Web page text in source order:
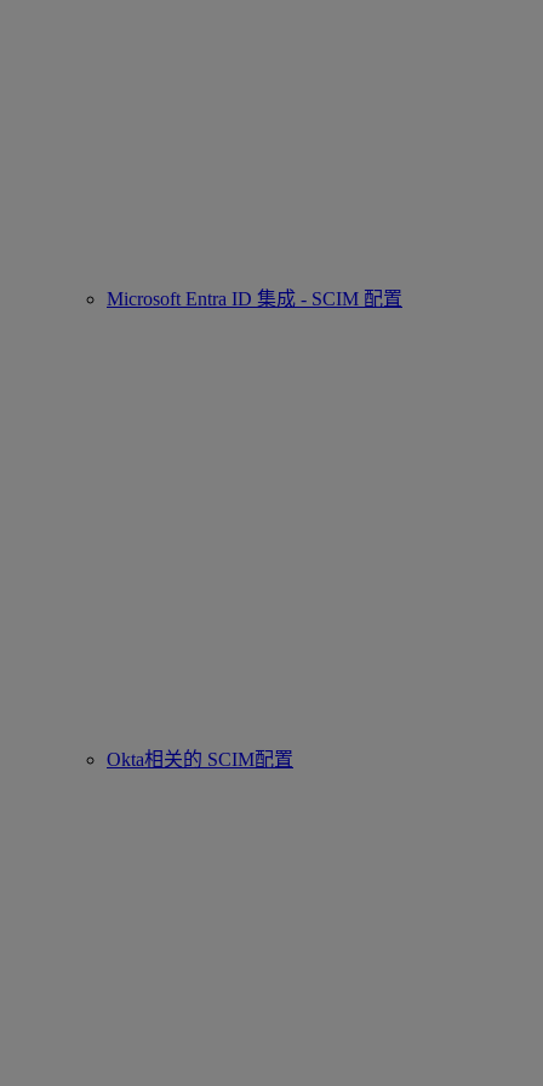
Microsoft Entra ID 集成 - SCIM 配置
Okta相关的 SCIM配置